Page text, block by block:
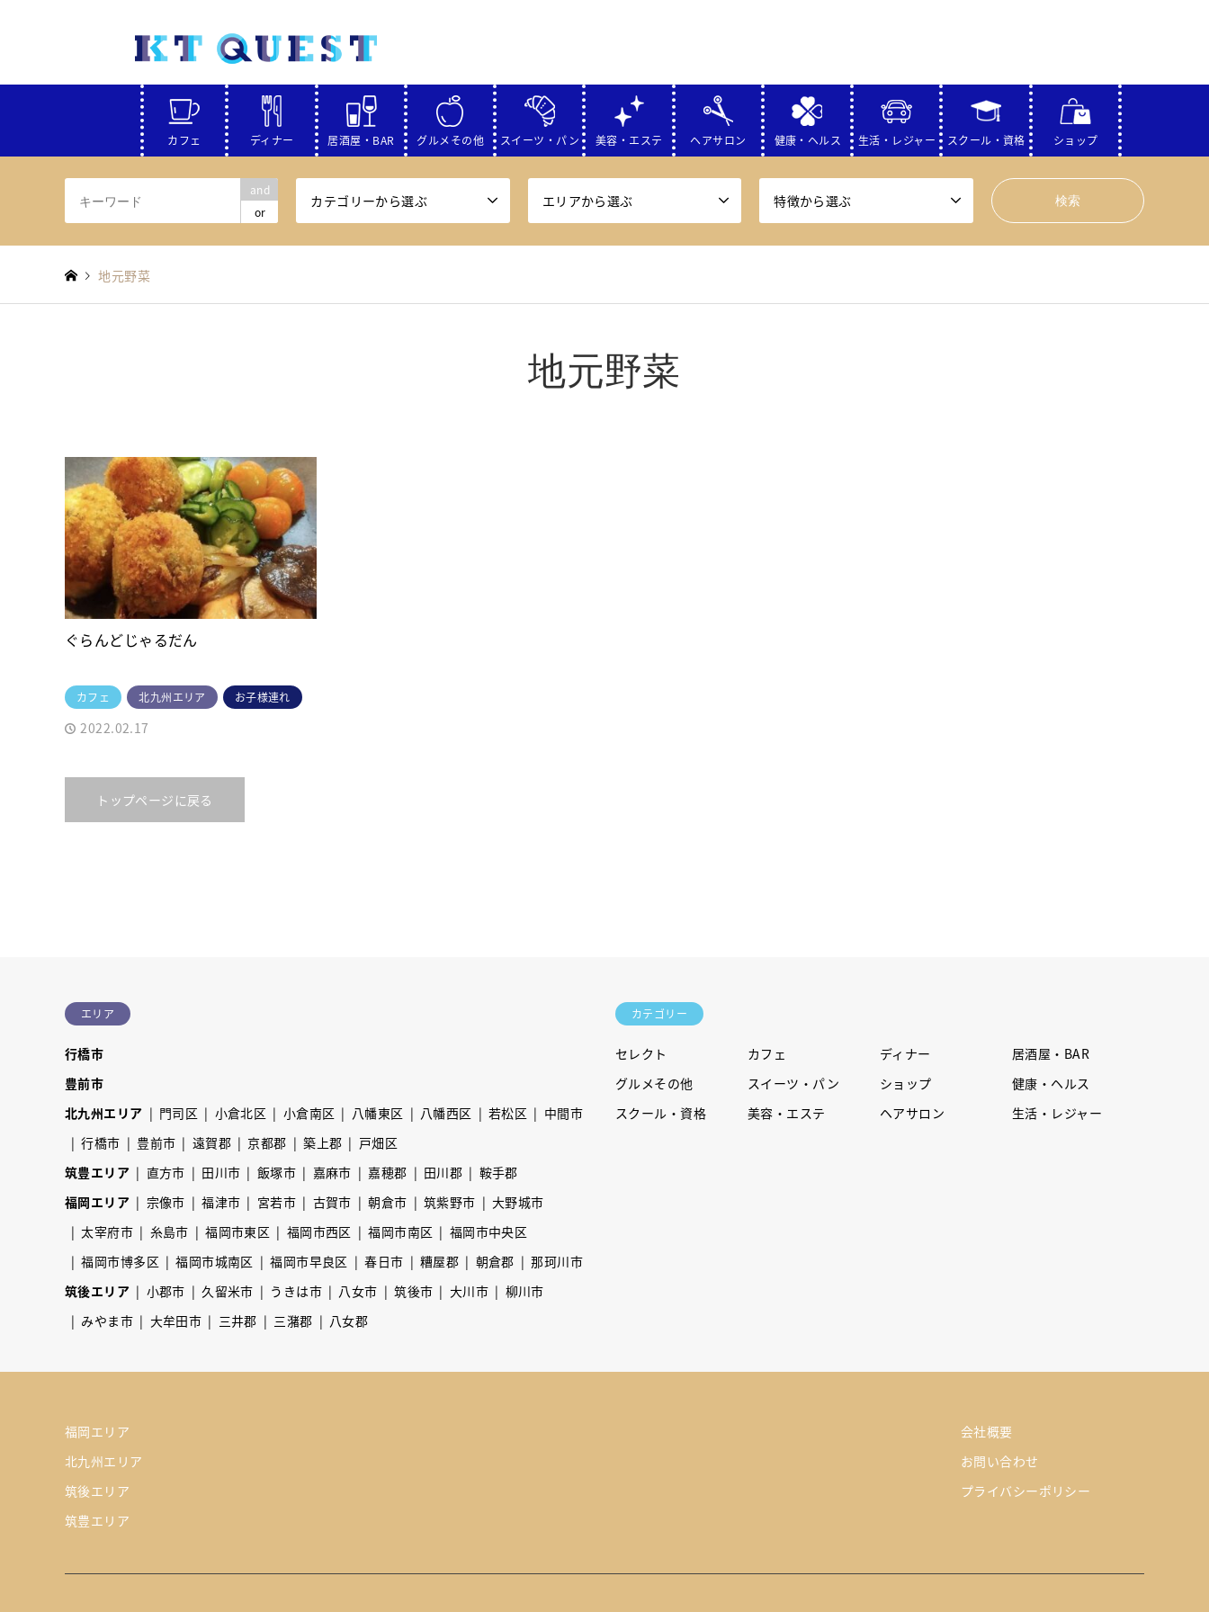
カフェ ディナー 居酒屋・BAR グルメその他 スイーツ・パン 美容・エステ ヘアサロン 健康・ヘルス 生活・レジャー スクール・資格 ショップ
and
or
カテゴリーから選ぶ エリアから選ぶ 特徴から選ぶ
地元野菜
地元野菜
ぐらんどじゃるだん
カフェ 北九州エリア お子様連れ
2022.02.17
トップページに戻る
エリア
行橋市
豊前市
北九州エリア
門司区 小倉北区 小倉南区 八幡東区 八幡西区 若松区
中間市
行橋市
豊前市 遠賀郡 京都郡 築上郡
戸畑区
筑豊エリア
直方市 田川市 飯塚市 嘉麻市 嘉穂郡 田川郡
鞍手郡
福岡エリア
宗像市 福津市 宮若市 古賀市 朝倉市 筑紫野市
大野城市
太宰府市
糸島市 福岡市東区 福岡市西区 福岡市南区
福岡市中央区
福岡市博多区
福岡市城南区 福岡市早良区 春日市 糟屋郡 朝倉郡
那珂川市
筑後エリア
小郡市 久留米市 うきは市 八女市 筑後市 大川市
柳川市
みやま市
大牟田市 三井郡 三潴郡 八女郡
カテゴリー
セレクト カフェ ディナー
居酒屋・BAR
グルメその他
スイーツ・パン ショップ
健康・ヘルス
スクール・資格
美容・エステ ヘアサロン 生活・レジャー
福岡エリア
北九州エリア
筑後エリア
筑豊エリア
会社概要
お問い合わせ
プライバシーポリシー